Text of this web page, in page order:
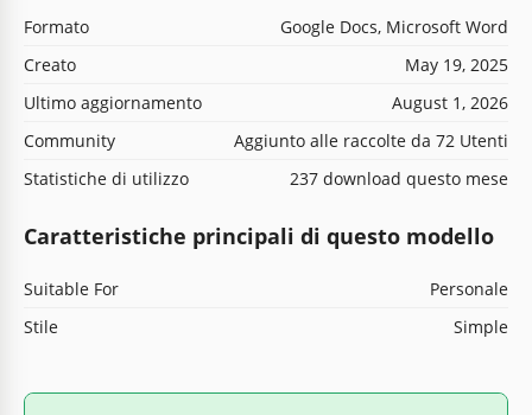
Formato
Google Docs, Microsoft Word
Creato
May 19, 2025
Ultimo aggiornamento
August 1, 2026
Community
Aggiunto alle raccolte da 72 Utenti
Statistiche di utilizzo
237 download questo mese
Caratteristiche principali di questo modello
Suitable For
Personale
Stile
Simple